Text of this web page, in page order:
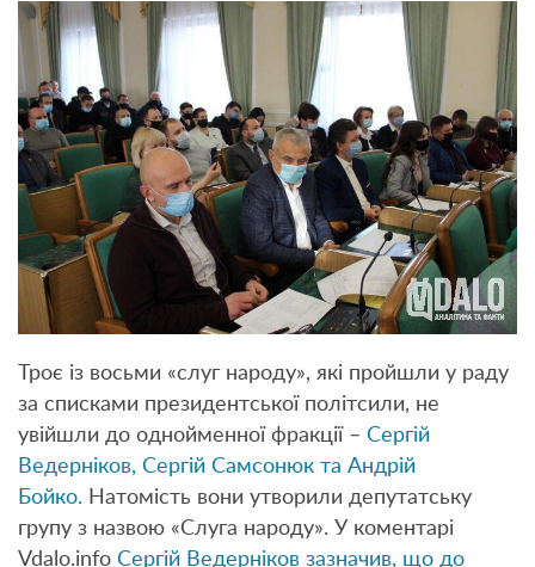
Троє із восьми «слуг народу», які пройшли у раду
за списками президентської політсили, не
увійшли до однойменної фракції – Сергій
Ведерніков, Сергій Самсонюк та Андрій
Бойко. Натомість вони утворили депутатську
групу з назвою «Слуга народу». У коментарі
Vdalo.info Сергій Ведерніков зазначив, що до